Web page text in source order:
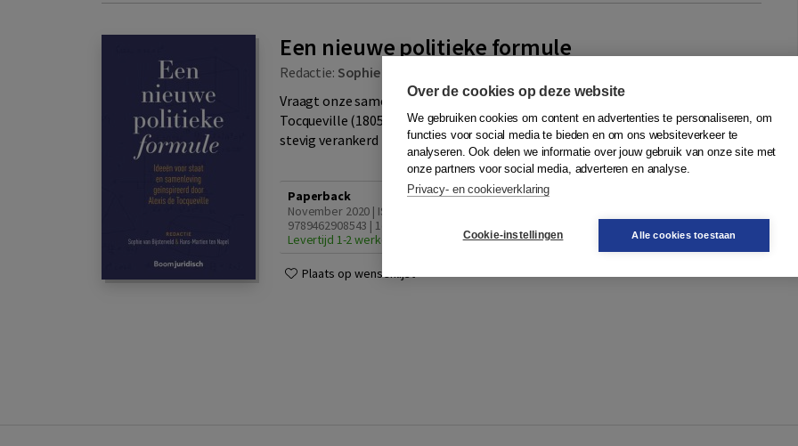
Een nieuwe politieke formule
Redactie: Sophie van Bijsterveld
Vraagt onze samenleving om een nieuwe politieke formule, om met Alexis de
Tocqueville (1805-1859) te spreken? Op het eerste gezicht niet. De democratie is
stevig verankerd in de Grondwet en verdrag...Meer
Paperback
November 2020 | ISBN
9789462908543 | 1e druk
Levertijd 1-2 werkdagen
In winkelwagen
Plaats op wensenlijst
Over de cookies op deze website
We gebruiken cookies om content en advertenties te personaliseren, om
functies voor social media te bieden en om ons websiteverkeer te
analyseren. Ook delen we informatie over jouw gebruik van onze site met
onze partners voor social media, adverteren en analyse.
Privacy- en cookieverklaring
Cookie-instellingen Alle cookies toestaan